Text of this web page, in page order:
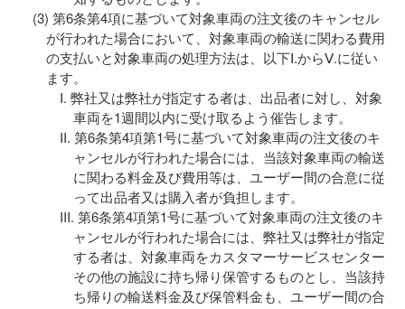
第6条第4項に基づいて対象車両の注文後のキャンセル
が行われた場合において、対象車両の輸送に関わる費用
の支払いと対象車両の処理方法は、以下Ⅰ.からⅤ.に従い
ます。
弊社又は弊社が指定する者は、出品者に対し、対象
車両を1週間以内に受け取るよう催告します。
第6条第4項第1号に基づいて対象車両の注文後のキ
ャンセルが行われた場合には、当該対象車両の輸送
に関わる料金及び費用等は、ユーザー間の合意に従
って出品者又は購入者が負担します。
第6条第4項第1号に基づいて対象車両の注文後のキ
ャンセルが行われた場合には、弊社又は弊社が指定
する者は、対象車両をカスタマーサービスセンター
その他の施設に持ち帰り保管するものとし、当該持
ち帰りの輸送料金及び保管料金も、ユーザー間の合